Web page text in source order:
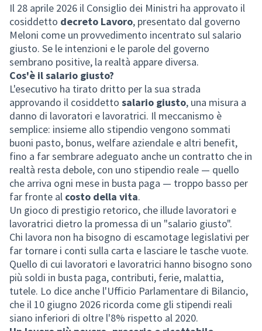
Il 28 aprile 2026 il Consiglio dei Ministri ha approvato il
cosiddetto decreto Lavoro, presentato dal governo
Meloni come un provvedimento incentrato sul salario
giusto. Se le intenzioni e le parole del governo
sembrano positive, la realtà appare diversa.
Cos'è il salario giusto?
L'esecutivo ha tirato dritto per la sua strada
approvando il cosiddetto salario giusto, una misura a
danno di lavoratori e lavoratrici. Il meccanismo è
semplice: insieme allo stipendio vengono sommati
buoni pasto, bonus, welfare aziendale e altri benefit,
fino a far sembrare adeguato anche un contratto che in
realtà resta debole, con uno stipendio reale — quello
che arriva ogni mese in busta paga — troppo basso per
far fronte al costo della vita.
Un gioco di prestigio retorico, che illude lavoratori e
lavoratrici dietro la promessa di un "salario giusto".
Chi lavora non ha bisogno di escamotage legislativi per
far tornare i conti sulla carta e lasciare le tasche vuote.
Quello di cui lavoratori e lavoratrici hanno bisogno sono
più soldi in busta paga, contributi, ferie, malattia,
tutele. Lo dice anche l'Ufficio Parlamentare di Bilancio,
che il 10 giugno 2026 ricorda come gli stipendi reali
siano inferiori di oltre l'8% rispetto al 2020.